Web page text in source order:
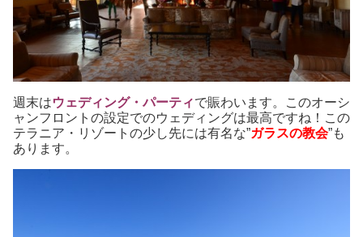
週末はウェディング・パーティで賑わいます。このオーシ
ャンフロントの設定でのウェディングは最高ですね！この
テラニア・リゾートの少し先には有名な”ガラスの教会”も
あります。